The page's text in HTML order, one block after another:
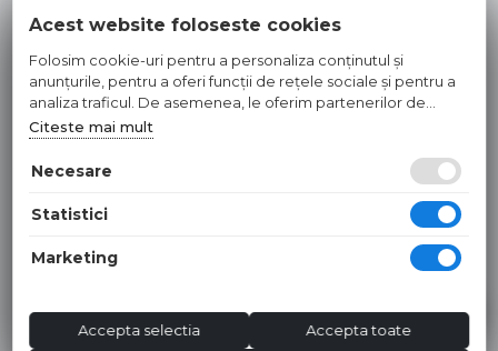
Influent Dej
© 2026 INFLUENT SRL
Toate preturile sunt exprimate in lei si includ tva. Ofertele sunt
Hosted byNameBox
Acest website foloseste cookies
Folosim cookie-uri pentru a personaliza conținutul și
anunțurile, pentru a oferi funcții de rețele sociale și pentru a
analiza traficul. De asemenea, le oferim partenerilor de
rețele sociale, de publicitate și de analize informații cu privire
la modul în care folosiți site-ul nostru. Aceștia le pot combina
cu alte informații oferite de dvs. sau culese în urma folosirii
Citeste mai mult
Necesare
Statistici
Marketing
Accepta selectia Accepta toate